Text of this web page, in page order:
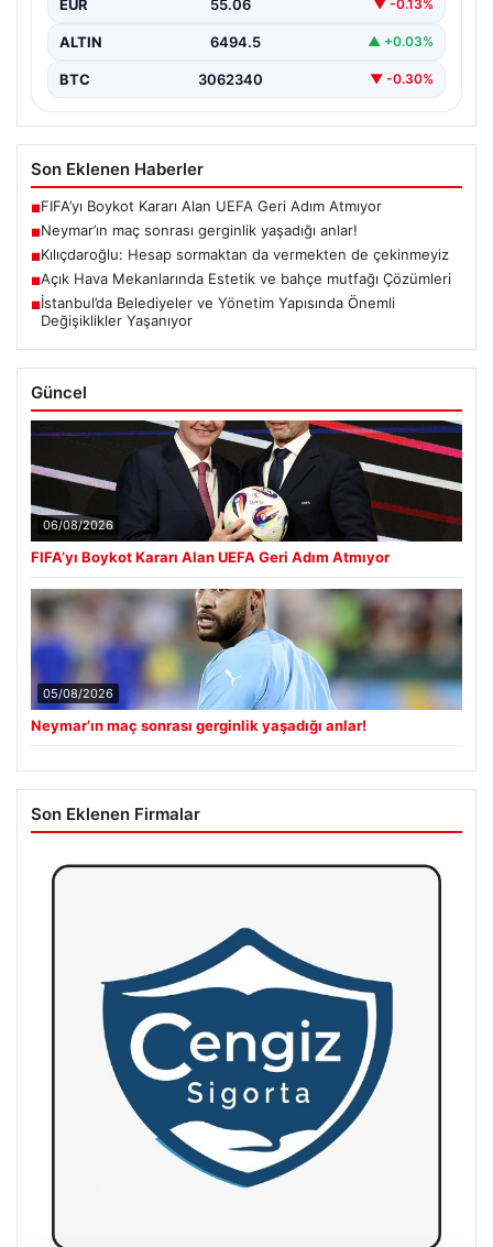
EUR 55.06 ▼ -0.13%
ALTIN 6494.5 ▲ +0.03%
BTC 3062340 ▼ -0.30%
Son Eklenen Haberler
■FIFA’yı Boykot Kararı Alan UEFA Geri Adım Atmıyor
■Neymar’ın maç sonrası gerginlik yaşadığı anlar!
■Kılıçdaroğlu: Hesap sormaktan da vermekten de çekinmeyiz
■Açık Hava Mekanlarında Estetik ve bahçe mutfağı Çözümleri
■İstanbul’da Belediyeler ve Yönetim Yapısında Önemli
Değişiklikler Yaşanıyor
Güncel
06/08/2026
FIFA’yı Boykot Kararı Alan UEFA Geri Adım Atmıyor
05/08/2026
Neymar’ın maç sonrası gerginlik yaşadığı anlar!
Son Eklenen Firmalar